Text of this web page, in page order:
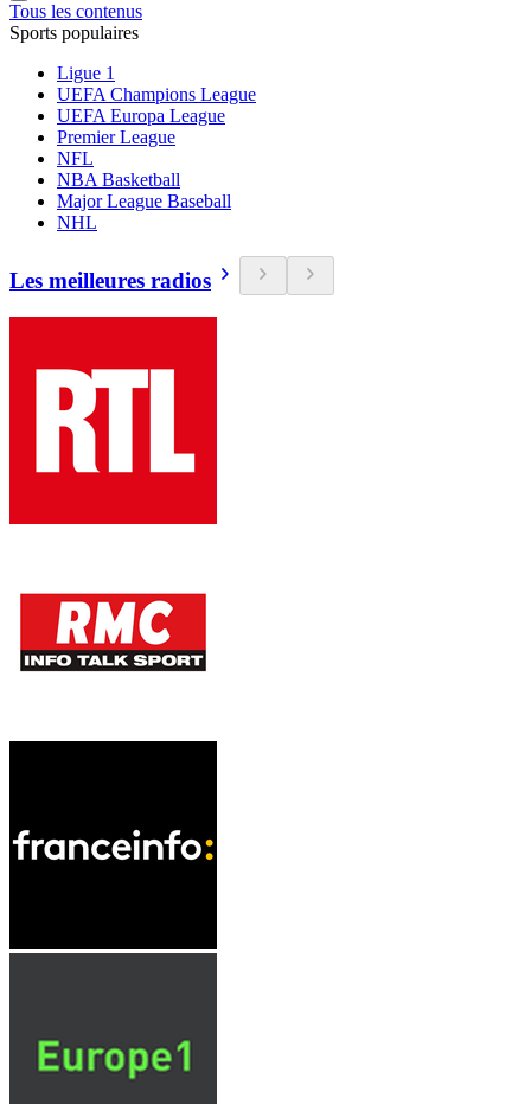
Tous les contenus
Sports populaires
Ligue 1
UEFA Champions League
UEFA Europa League
Premier League
NFL
NBA Basketball
Major League Baseball
NHL
Les meilleures radios